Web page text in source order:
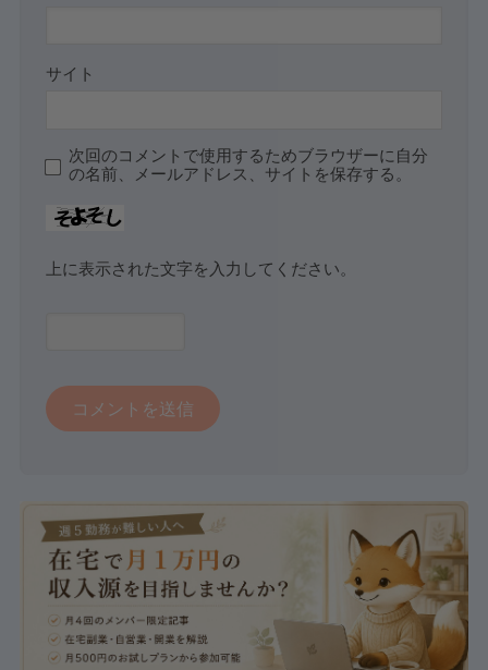
サイト
次回のコメントで使用するためブラウザーに自分
の名前、メールアドレス、サイトを保存する。
上に表示された文字を入力してください。